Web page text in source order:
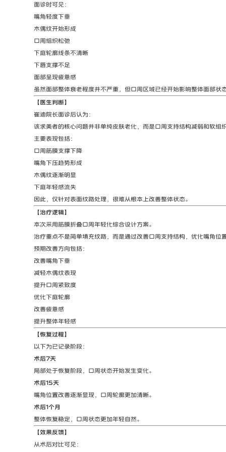
面诊时可见：
嘴角轻度下垂
木偶纹开始形成
口周组织松弛
下庭轮廓线条不清晰
下唇支撑不足
面部呈现疲惫感
虽然面部整体衰老程度并不严重，但口周区域已经开始影响整体面部状态
【医生判断】
崔迪院长面诊后认为：
该求美者的核心问题并非单纯皮肤老化，而是口周支持结构减弱和软组织
主要表现包括：
口周筋膜支撑下降
嘴角下压趋势形成
木偶纹逐渐明显
下庭年轻感流失
因此，仅针对表面纹路处理，很难从根本上改善整体状态。
【治疗逻辑】
本次采用筋膜折叠口周年轻化综合设计方案。
治疗重点不是简单填充纹路，而是通过改善口周支持结构，优化嘴角位
预期改善方向包括：
改善嘴角下垂
减轻木偶纹表现
提升口周紧致度
优化下庭轮廓
改善疲惫感
提升整体年轻感
【恢复过程】
以下为已记录阶段：
术后7天
局部处于恢复阶段，口周状态开始发生变化。
术后15天
嘴角位置改善逐渐显现，口周轮廓更加清晰。
术后1个月
整体恢复稳定，口周状态更加年轻自然。
【效果反馈】
从术后对比可见：